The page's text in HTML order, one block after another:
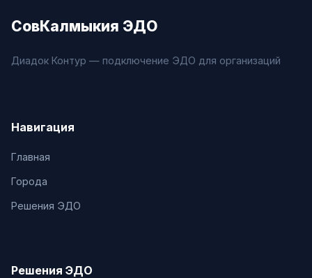
СовКалмыкия ЭДО
Диадок Контур — подключение ЭДО для организаций
Навигация
Главная
Города
Решения ЭДО
Решения ЭДО